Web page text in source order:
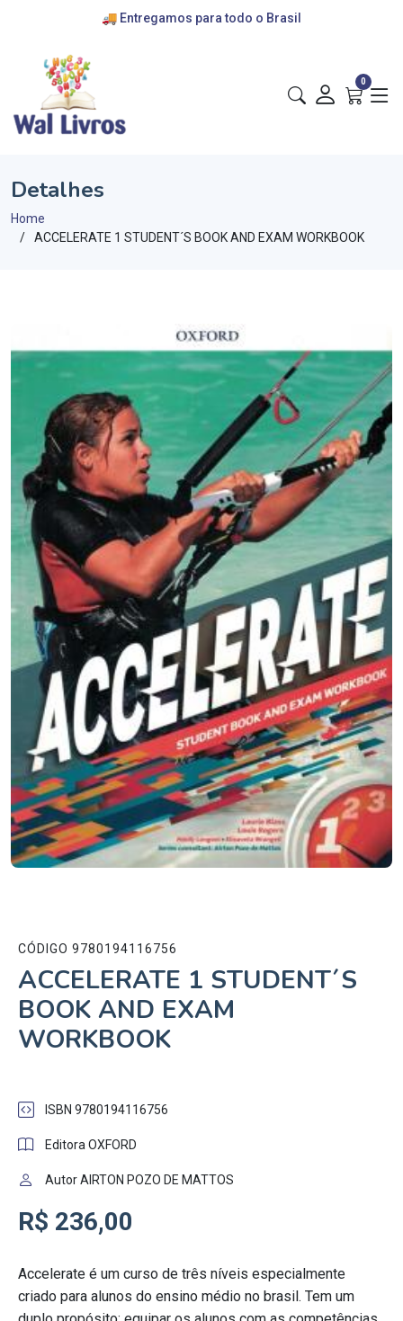
💰 cartões de crédito e pix
0
Detalhes
Home
ACCELERATE 1 STUDENT´S BOOK AND EXAM WORKBOOK
CÓDIGO 9780194116756
ACCELERATE 1 STUDENT´S
BOOK AND EXAM
WORKBOOK
ISBN 9780194116756
Editora OXFORD
Autor AIRTON POZO DE MATTOS
R$ 236,00
Accelerate é um curso de três níveis especialmente
criado para alunos do ensino médio no brasil. Tem um